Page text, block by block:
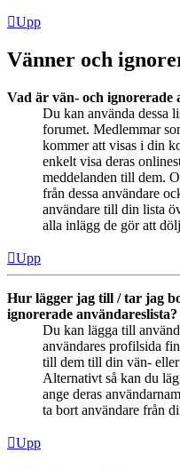
Upp
Vänner och
Vad är vän- och ignorerade
Du kan använda dessa
forumet. Medlemmar
kommer att visas i din
enkelt visa deras
meddelanden till dem.
från dessa användare
användare till din lista
alla inlägg de gör att
Upp
Hur lägger jag till / tar jag
ignorerade användareslista?
Du kan lägga till
användares profilsida
till dem till din vän- eller
Alternativt så kan du
ange deras
ta bort användare från
Upp